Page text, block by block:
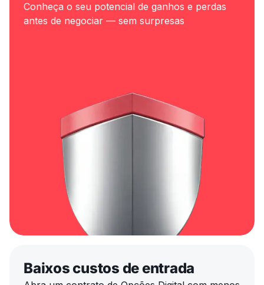
Conheça o seu potencial de ganhos e perdas
antes de negociar — sem surpresas
Baixos custos de entrada